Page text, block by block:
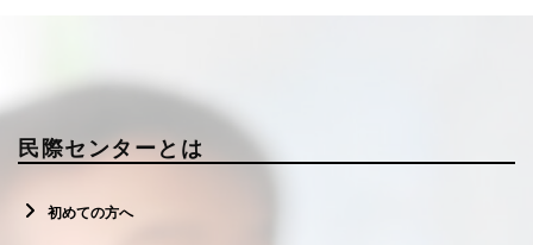
民際センターとは
初めての方へ